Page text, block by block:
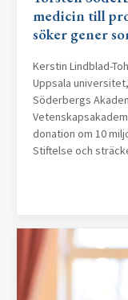
medicin till
söker gener
Kerstin Lindblad-
Uppsala
Söderbergs
donation om 10
Stiftelse och